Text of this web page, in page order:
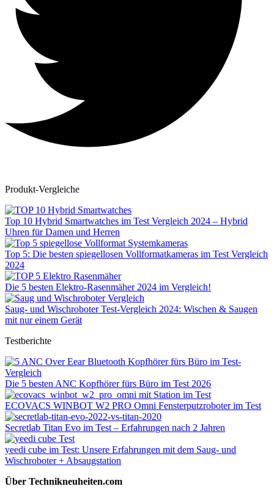
Produkt-Vergleiche
Top 10 Hybrid Smartwatches im Test Vergleich 2024 – Hybrid
Uhren für Damen und Herren
Top 5: Die besten spiegellosen Vollformatkameras im Test Vergleich
2024
Die 5 besten Elektro-Rasenmäher 2024 im Vergleich!
Saug- und Wischroboter Test-Vergleich 2024: Wischen & Saugen
mit nur einem Gerät
Testberichte
Die 5 besten ANC Kopfhörer fürs Büro im Test 2026
ECOVACS WINBOT W2 PRO Omni Fensterputzroboter im Test
Secretlab Titan Evo im Test – Erfahrungen nach 2 Jahren
yeedi cube im Test: Unsere Erfahrungen mit dem Saug- und
Wischroboter + Absaugstation
Über Technikneuheiten.com